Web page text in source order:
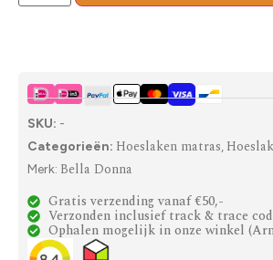
SKU: -
Categorieën: Hoeslaken matras,
Merk: Bella Donna
Gratis verzending vanaf €50,-
Verzonden inclusief track & trace
Ophalen mogelijk in onze winkel